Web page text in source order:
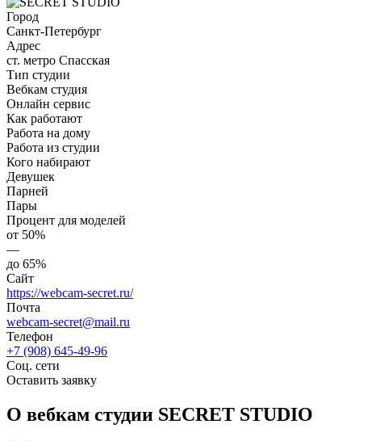
Город
Санкт-Петербург
Адрес
ст. метро Спасская
Тип студии
Вебкам студия
Онлайн сервис
Как работают
Работа на дому
Работа из студии
Кого набирают
Девушек
Парней
Пары
Процент для моделей
от 50%
—
до 65%
Сайт
https://webcam-secret.ru/
Почта
webcam-secret@mail.ru
Телефон
+7 (908) 645-49-96
Соц. сети
Оставить заявку
О вебкам студии SECRET STUDIO